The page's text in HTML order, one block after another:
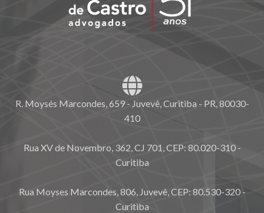
R. Moysés Marcondes, 659 - Juvevê, Curitiba - PR, 80030-
410
Rua XV de Novembro, 362, CJ 701, CEP: 80.020-310 -
Curitiba
Rua Moyses Marcondes, 806, Juvevê, CEP: 80.530-320 -
Curitiba